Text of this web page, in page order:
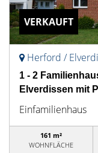
VERKAUFT
Herford /
1 - 2
Elverdissen mit
Einfamilienhaus
161 m²
WOHNFLÄCHE